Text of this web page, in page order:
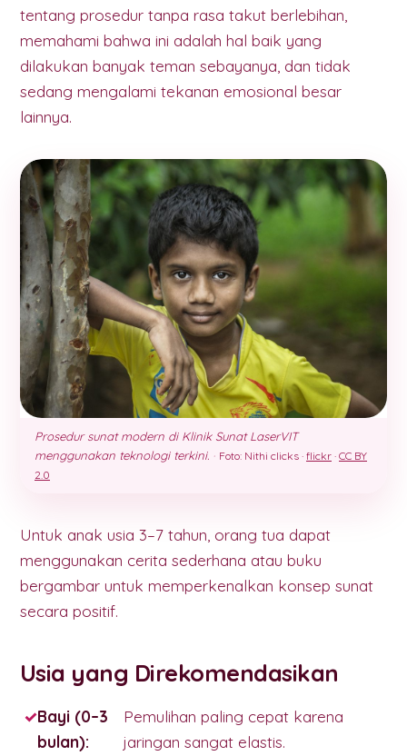
tentang prosedur tanpa rasa takut berlebihan,
memahami bahwa ini adalah hal baik yang
dilakukan banyak teman sebayanya, dan tidak
sedang mengalami tekanan emosional besar
lainnya.
Prosedur sunat modern di Klinik Sunat LaserVIT
menggunakan teknologi terkini. · Foto: Nithi clicks · flickr · CC BY
2.0
Untuk anak usia 3–7 tahun, orang tua dapat
menggunakan cerita sederhana atau buku
bergambar untuk memperkenalkan konsep sunat
secara positif.
Usia yang Direkomendasikan
Bayi (0–3
bulan):
Pemulihan paling cepat karena
jaringan sangat elastis.